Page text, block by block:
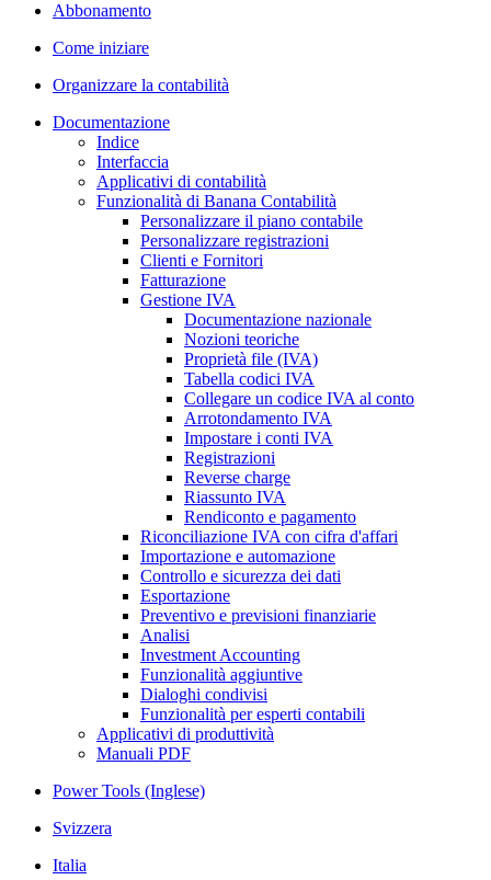
Abbonamento
Come iniziare
Organizzare la contabilità
Documentazione
Indice
Interfaccia
Applicativi di contabilità
Funzionalità di Banana Contabilità
Personalizzare il piano contabile
Personalizzare registrazioni
Clienti e Fornitori
Fatturazione
Gestione IVA
Documentazione nazionale
Nozioni teoriche
Proprietà file (IVA)
Tabella codici IVA
Collegare un codice IVA al conto
Arrotondamento IVA
Impostare i conti IVA
Registrazioni
Reverse charge
Riassunto IVA
Rendiconto e pagamento
Riconciliazione IVA con cifra d'affari
Importazione e automazione
Controllo e sicurezza dei dati
Esportazione
Preventivo e previsioni finanziarie
Analisi
Investment Accounting
Funzionalità aggiuntive
Dialoghi condivisi
Funzionalità per esperti contabili
Applicativi di produttività
Manuali PDF
Power Tools (Inglese)
Svizzera
Italia